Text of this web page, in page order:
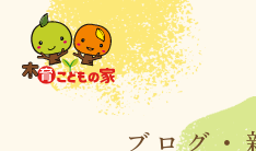
ブログ・